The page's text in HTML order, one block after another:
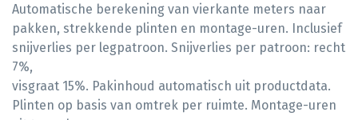
Automatische berekening van vierkante meters naar
pakken, strekkende plinten en montage-uren. Inclusief
snijverlies per legpatroon. Snijverlies per patroon: recht
7%,
visgraat 15%. Pakinhoud automatisch uit productdata.
Plinten op basis van omtrek per ruimte. Montage-uren